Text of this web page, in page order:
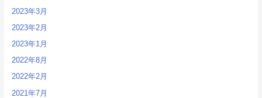
2023年3月
2023年2月
2023年1月
2022年8月
2022年2月
2021年7月